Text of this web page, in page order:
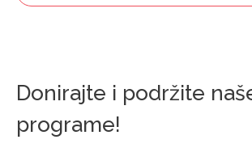
Donirajte i podržite
programe!